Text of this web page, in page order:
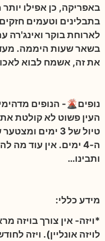
באפריקה, כן אפילו
בתבלינים וטעמים
לארוחת בוקר ואינג'רה
בשאר שעות היממה.
את זה, אשמח לבוא
נופים🌋- הנופים
העין פשוט לא קולטת
טיול של 3 ימים
ה-4 ימים. אין עוד
ותבינו…
מידע כללי:
*ויזה- אין צורך בויזה